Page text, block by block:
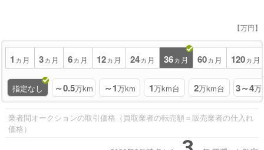
【万円】
1 ヵ月 3ヵ月 6ヵ月 12ヵ月 24ヵ月 36ヵ月 60ヵ月 120ヵ月
指定なし ～0.5万km ～1万km 1万km台 2万km台 3～4万
業者間オークションの取引価格（買取業者の転売額＝販売業者の仕入れ
価格）